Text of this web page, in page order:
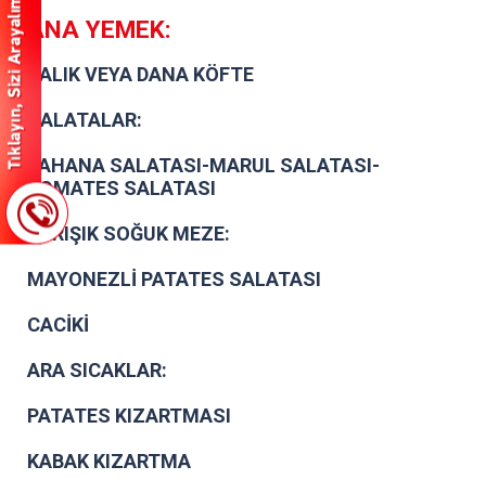
ANA YEMEK:
BALIK VEYA DANA KÖFTE
SALATALAR:
LAHANA SALATASI-MARUL SALATASI-
DOMATES SALATASI
KARIŞIK SOĞUK MEZE:
MAYONEZLİ PATATES SALATASI
CACİKİ
ARA SICAKLAR:
PATATES KIZARTMASI
KABAK KIZARTMA